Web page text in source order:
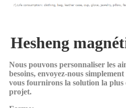
Hesheng
Nous pouvons personnaliser les
besoins, envoyez-nous
vous fournirons la solution la
projet.